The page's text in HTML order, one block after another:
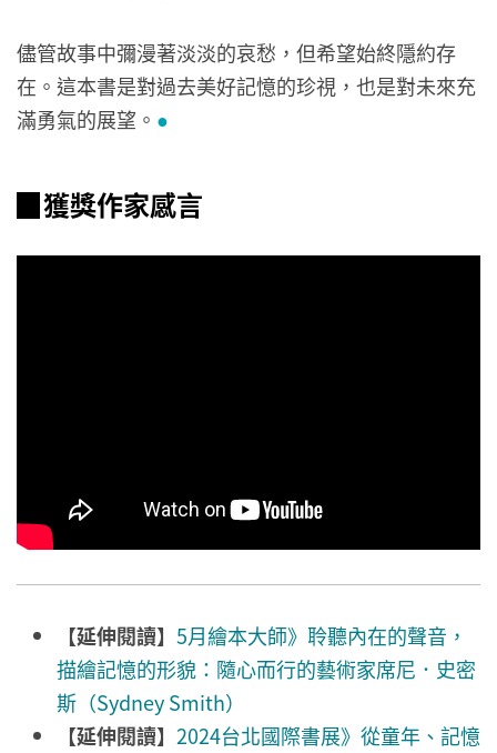
儘管故事中彌漫著淡淡的哀愁，但希望始終隱約存
在。這本書是對過去美好記憶的珍視，也是對未來充
滿勇氣的展望。 ●
▉獲獎作家感言
【延伸閱讀】 5月繪本大師》聆聽內在的聲音，
描繪記憶的形貌：隨心而行的藝術家席尼．史密
斯（Sydney Smith）
【延伸閱讀】 2024台北國際書展》從童年、記憶